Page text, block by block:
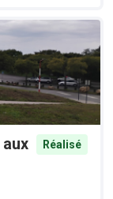
Réalisé